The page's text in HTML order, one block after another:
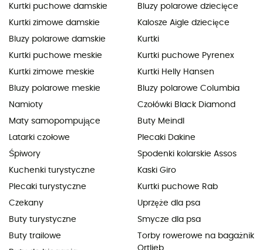
Kurtki puchowe damskie
Kurtki zimowe damskie
Bluzy polarowe damskie
Kurtki puchowe meskie
Kurtki zimowe meskie
Bluzy polarowe meskie
Namioty
Maty samopompujące
Latarki czołowe
Śpiwory
Kuchenki turystyczne
Plecaki turystyczne
Czekany
Buty turystyczne
Buty trailowe
Bluzy polarowe dziecięce
Kalosze Aigle dziecięce
Kurtki
Kurtki puchowe Pyrenex
Kurtki Helly Hansen
Bluzy polarowe Columbia
Czołówki Black Diamond
Buty Meindl
Plecaki Dakine
Spodenki kolarskie Assos
Kaski Giro
Kurtki puchowe Rab
Uprzęże dla psa
Smycze dla psa
Torby rowerowe na bagażnik
Ortlieb